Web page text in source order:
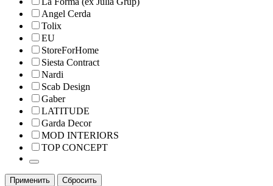
Angel Cerda
Tolix
EU
StoreForHome
Siesta Contract
Nardi
Scab Design
Gaber
LATITUDE
Garda Decor
MOD INTERIORS
TOP CONCEPT
Применить Сбросить